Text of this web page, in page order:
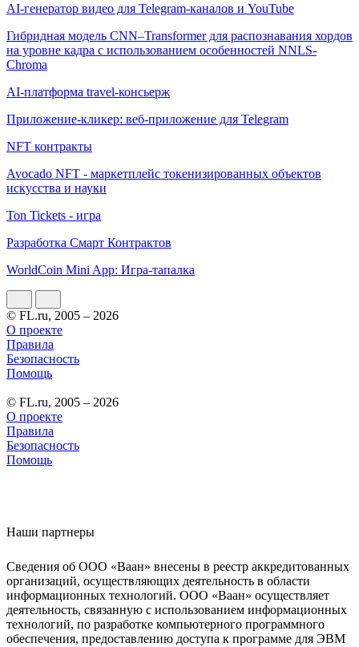
AI-генератор видео для Telegram-каналов и YouTube
Гибридная модель CNN–Transformer для распознавания хордов
на уровне кадра с использованием особенностей NNLS-
Chroma
AI-платформа travel-консьерж
Приложение-кликер: веб-приложение для Telegram
NFT контракты
Avocado NFT - маркетплейс токенизированных объектов
искусства и науки
Ton Tickets - игра
Разработка Смарт Контрактов
WorldCoin Mini App: Игра-тапалка
© FL.ru, 2005 – 2026
О проекте
Правила
Безопасность
Помощь
© FL.ru, 2005 – 2026
О проекте
Правила
Безопасность
Помощь
Наши партнеры
Сведения об ООО «Ваан» внесены в реестр аккредитованных
организаций, осуществляющих деятельность в области
информационных технологий. ООО «Ваан» осуществляет
деятельность, связанную с использованием информационных
технологий, по разработке компьютерного программного
обеспечения, предоставлению доступа к программе для ЭВМ